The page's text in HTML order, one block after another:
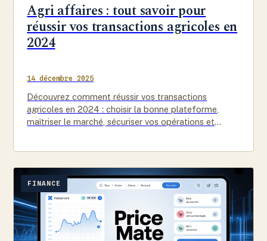
Agri affaires : tout savoir pour
réussir vos transactions agricoles en
2024
14 décembre 2025
Découvrez comment réussir vos transactions
agricoles en 2024 : choisir la bonne plateforme,
maîtriser le marché, sécuriser vos opérations et
FINANCE